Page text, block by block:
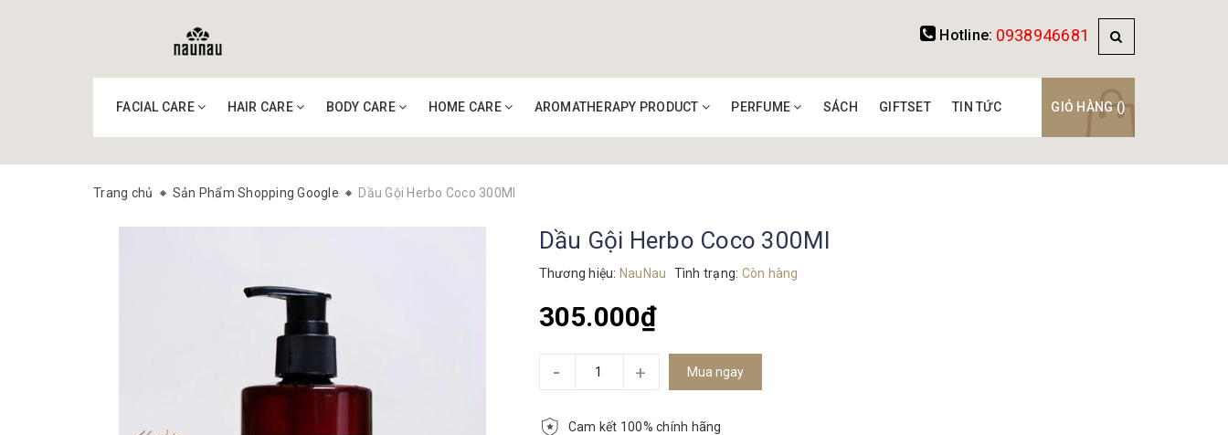
Hotline: 0938946681
FACIAL CARE HAIR CARE BODY CARE HOME CARE AROMATHERAPY PRODUCT PERFUME SÁCH GIFTSET TIN TỨC GIỎ HÀNG ()
Trang chủ Sản Phẩm Shopping Google Dầu Gội Herbo Coco 300Ml
Dầu Gội Herbo Coco 300Ml
Thương hiệu: NauNau Tình trạng: Còn hàng
305.000₫
- + Mua ngay
Cam kết 100% chính hãng